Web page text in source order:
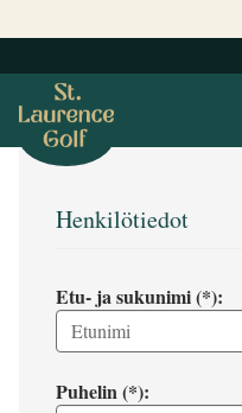
Henkilötiedot
Etu- ja sukunimi (*):
Puhelin (*):